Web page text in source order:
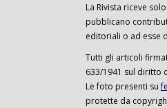
La Rivista riceve
pubblicano
editoriali o ad esse
Tutti gli articoli
633/1941 sul diritto
Le foto presenti su
protette da